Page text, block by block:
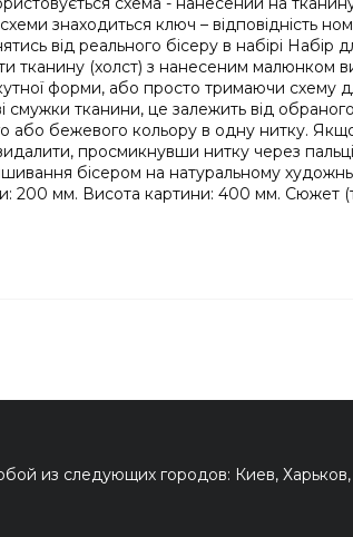
знаходиться ключ – відповідність
від реального бісеру в набірі
тканину (холст) з нанесеним малюнком
форми, або просто тримаючи схему
смужки тканини, це залежить від
бежевого кольору в одну нитку.
просмикнувши нитку через
бісером на натуральному
200 мм. Висота картини: 400 мм. Сюжет
из следующих городов: Киев,